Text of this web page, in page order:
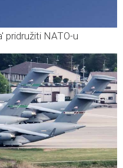
pridružiti NATO-u